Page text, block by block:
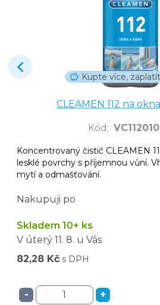
Kupte více,
CLEAMEN 112 na okna
Kód :
Koncentrovaný čistič CLEAMEN
lesklé povrchy s příjemnou vůní.
mytí a odmašťování.
Nakupuji po
Skladem 10+ ks
V úterý 11. 8. u Vás
82,28 Kč s DPH
- +